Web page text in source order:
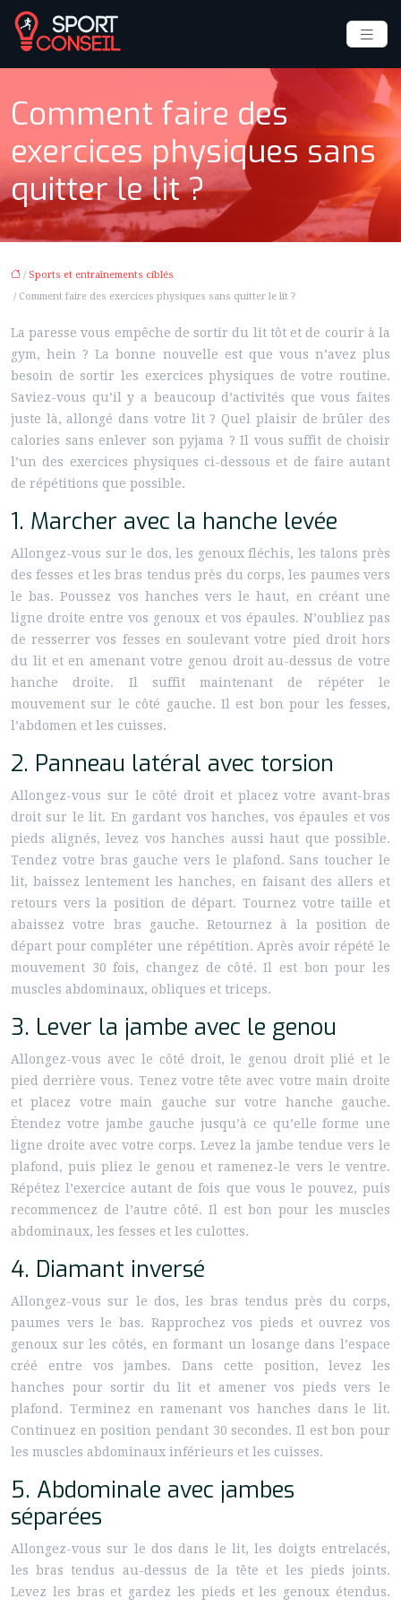
Comment faire des
exercices physiques sans
quitter le lit ?
/ Sports et entraînements ciblés
/ Comment faire des exercices physiques sans quitter le lit ?
La paresse vous empêche de sortir du lit tôt et de courir à la
gym, hein ? La bonne nouvelle est que vous n’avez plus
besoin de sortir les exercices physiques de votre routine.
Saviez-vous qu’il y a beaucoup d’activités que vous faites
juste là, allongé dans votre lit ? Quel plaisir de brûler des
calories sans enlever son pyjama ? Il vous suffit de choisir
l’un des exercices physiques ci-dessous et de faire autant
de répétitions que possible.
1. Marcher avec la hanche levée
Allongez-vous sur le dos, les genoux fléchis, les talons près
des fesses et les bras tendus près du corps, les paumes vers
le bas. Poussez vos hanches vers le haut, en créant une
ligne droite entre vos genoux et vos épaules. N’oubliez pas
de resserrer vos fesses en soulevant votre pied droit hors
du lit et en amenant votre genou droit au-dessus de votre
hanche droite. Il suffit maintenant de répéter le
mouvement sur le côté gauche. Il est bon pour les fesses,
l’abdomen et les cuisses.
2. Panneau latéral avec torsion
Allongez-vous sur le côté droit et placez votre avant-bras
droit sur le lit. En gardant vos hanches, vos épaules et vos
pieds alignés, levez vos hanches aussi haut que possible.
Tendez votre bras gauche vers le plafond. Sans toucher le
lit, baissez lentement les hanches, en faisant des allers et
retours vers la position de départ. Tournez votre taille et
abaissez votre bras gauche. Retournez à la position de
départ pour compléter une répétition. Après avoir répété le
mouvement 30 fois, changez de côté. Il est bon pour les
muscles abdominaux, obliques et triceps.
3. Lever la jambe avec le genou
Allongez-vous avec le côté droit, le genou droit plié et le
pied derrière vous. Tenez votre tête avec votre main droite
et placez votre main gauche sur votre hanche gauche.
Étendez votre jambe gauche jusqu’à ce qu’elle forme une
ligne droite avec votre corps. Levez la jambe tendue vers le
plafond, puis pliez le genou et ramenez-le vers le ventre.
Répétez l’exercice autant de fois que vous le pouvez, puis
recommencez de l’autre côté. Il est bon pour les muscles
abdominaux, les fesses et les culottes.
4. Diamant inversé
Allongez-vous sur le dos, les bras tendus près du corps,
paumes vers le bas. Rapprochez vos pieds et ouvrez vos
genoux sur les côtés, en formant un losange dans l’espace
créé entre vos jambes. Dans cette position, levez les
hanches pour sortir du lit et amener vos pieds vers le
plafond. Terminez en ramenant vos hanches dans le lit.
Continuez en position pendant 30 secondes. Il est bon pour
les muscles abdominaux inférieurs et les cuisses.
5. Abdominale avec jambes
séparées
Allongez-vous sur le dos dans le lit, les doigts entrelacés,
les bras tendus au-dessus de la tête et les pieds joints.
Levez les bras et gardez les pieds et les genoux étendus.